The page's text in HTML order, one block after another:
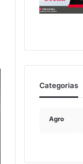
Categorias
Agro